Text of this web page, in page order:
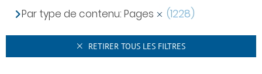
Par type de contenu: Pages (1228)
RETIRER TOUS LES FILTRES